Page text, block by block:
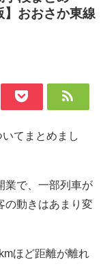
】おおさか東線
てまとめまし
業で、一部列車が
の動きはあまり変
ほど距離が離れ